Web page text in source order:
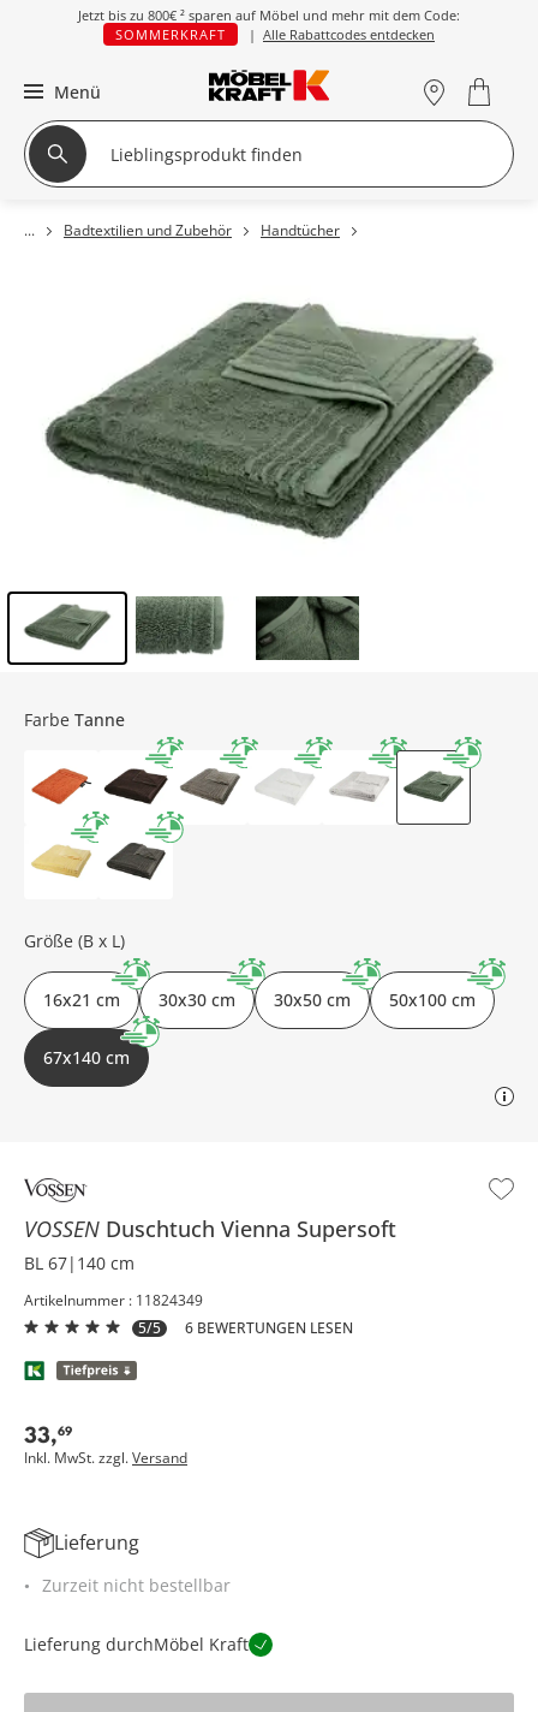
Jetzt bis zu 800€ ² sparen auf Möbel und mehr mit dem Code:
SOMMERKRAFT
| Alle Rabattcodes entdecken
Menü
Badtextilien und Zubehör Handtücher
VOSSEN Duschtuch Vienna Supersoft
BL 67|140 cm
Artikelnummer : 11824349
5/5
6 BEWERTUNGEN LESEN
33,69
Inkl. MwSt. zzgl.Versand
Farbe Tanne
Größe (B x L)
16x21 cm 30x30 cm 30x50 cm 50x100 cm
67x140 cm
Lieferung
Zurzeit nicht bestellbar
Lieferung durchMöbel Kraft